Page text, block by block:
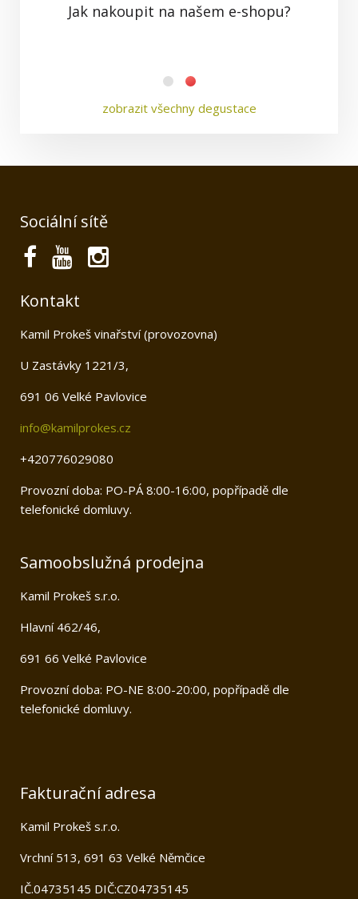
Jak nakoupit na našem e-shopu?
zobrazit všechny degustace
Sociální sítě
Kontakt
Kamil Prokeš vinařství (provozovna)
U Zastávky 1221/3,
691 06 Velké Pavlovice
info@kamilprokes.cz
+420776029080
Provozní doba: PO-PÁ 8:00-16:00, popřípadě dle
telefonické domluvy.
Samoobslužná prodejna
Kamil Prokeš s.r.o.
Hlavní 462/46,
691 66 Velké Pavlovice
Provozní doba: PO-NE 8:00-20:00, popřípadě dle
telefonické domluvy.
Fakturační adresa
Kamil Prokeš s.r.o.
Vrchní 513, 691 63 Velké Němčice
IČ.04735145 DIČ:CZ04735145